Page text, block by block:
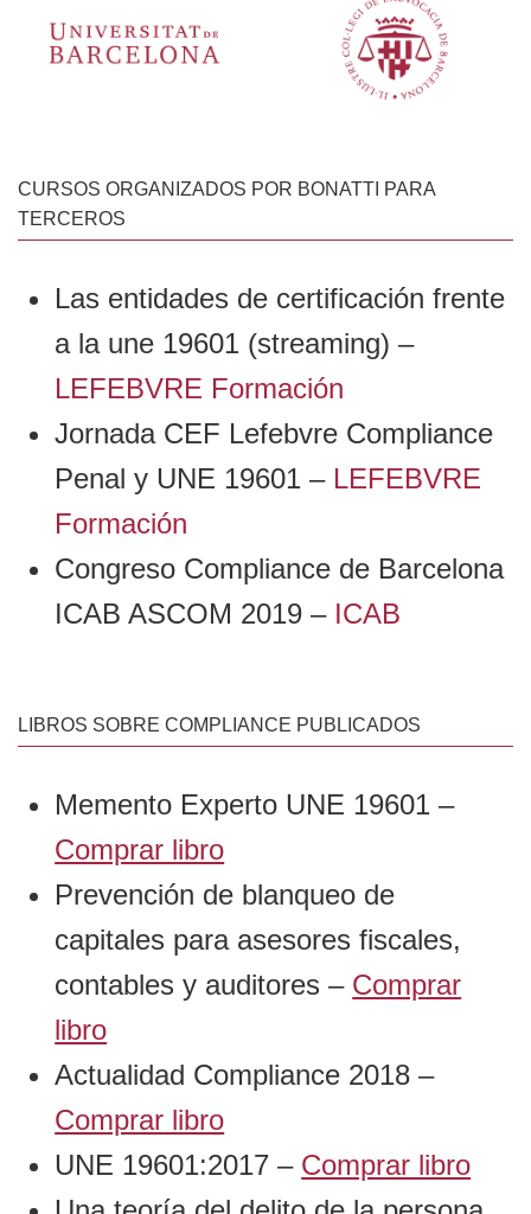
CURSOS ORGANIZADOS POR BONATTI PARA
TERCEROS
Las entidades de certificación frente
a la une 19601 (streaming) –
LEFEBVRE Formación
Jornada CEF Lefebvre Compliance
Penal y UNE 19601 – LEFEBVRE
Formación
Congreso Compliance de Barcelona
ICAB ASCOM 2019 – ICAB
LIBROS SOBRE COMPLIANCE PUBLICADOS
Memento Experto UNE 19601 –
Comprar libro
Prevención de blanqueo de
capitales para asesores fiscales,
contables y auditores – Comprar
libro
Actualidad Compliance 2018 –
Comprar libro
UNE 19601:2017 – Comprar libro